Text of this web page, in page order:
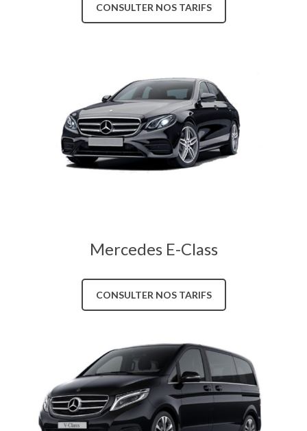
CONSULTER NOS TARIFS
Mercedes E-Class
CONSULTER NOS TARIFS